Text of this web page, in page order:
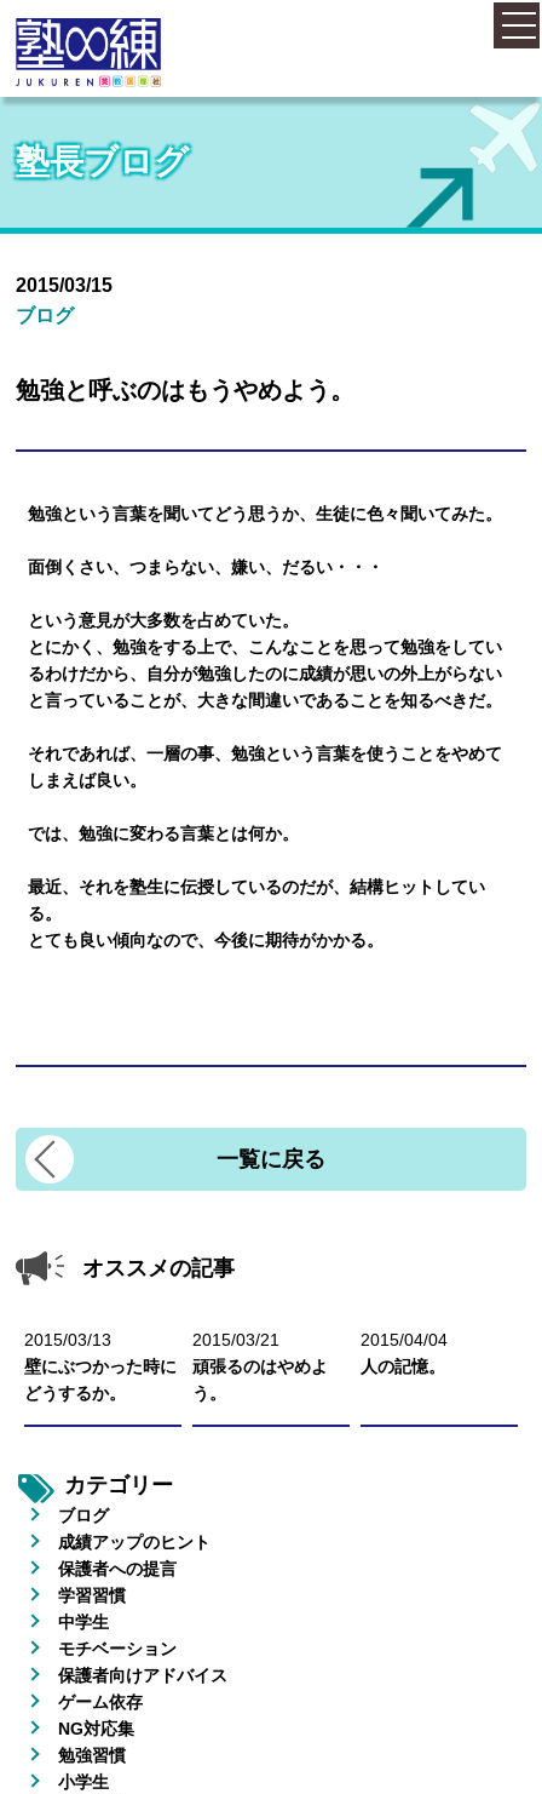
ホーム
コース案内
料金案内
お知らせ
講師紹介
小学生
中学生
高校生
生徒さんの塾∞練体験インタビュー
合格実績
よくあるご質問
会員専用
塾長ブログ
求人情報
塾長ブログ
2015/03/15
ブログ
勉強と呼ぶのはもうやめよう。
勉強という言葉を聞いてどう思うか、生徒に色々聞いてみた。
面倒くさい、つまらない、嫌い、だるい・・・
という意見が大多数を占めていた。
とにかく、勉強をする上で、こんなことを思って勉強をしてい
るわけだから、自分が勉強したのに成績が思いの外上がらない
と言っていることが、大きな間違いであることを知るべきだ。
それであれば、一層の事、勉強という言葉を使うことをやめて
しまえば良い。
では、勉強に変わる言葉とは何か。
最近、それを塾生に伝授しているのだが、結構ヒットしてい
る。
とても良い傾向なので、今後に期待がかかる。
一覧に戻る
オススメの記事
2015/03/13
壁にぶつかった時に
どうするか。
2015/03/21
頑張るのはやめよ
う。
2015/04/04
人の記憶。
カテゴリー
ブログ
成績アップのヒント
保護者への提言
学習習慣
中学生
モチベーション
保護者向けアドバイス
ゲーム依存
NG対応集
勉強習慣
小学生